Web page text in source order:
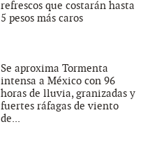
refrescos que costarán hasta
5 pesos más caros
Se aproxima Tormenta
intensa a México con 96
horas de lluvia, granizadas y
fuertes ráfagas de viento
de...